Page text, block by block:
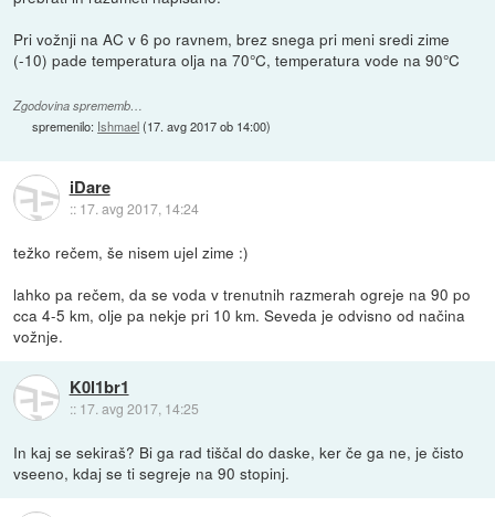
Pri vožnji na AC v 6 po ravnem, brez snega pri meni sredi zime
(-10) pade temperatura olja na 70°C, temperatura vode na 90°C
Zgodovina sprememb…
spremenilo: Ishmael(17. avg 2017 ob 14:00)
iDare
:: 17. avg 2017, 14:24
težko rečem, še nisem ujel zime :)
lahko pa rečem, da se voda v trenutnih razmerah ogreje na 90 po
cca 4-5 km, olje pa nekje pri 10 km. Seveda je odvisno od načina
vožnje.
K0l1br1
:: 17. avg 2017, 14:25
In kaj se sekiraš? Bi ga rad tiščal do daske, ker če ga ne, je čisto
vseeno, kdaj se ti segreje na 90 stopinj.